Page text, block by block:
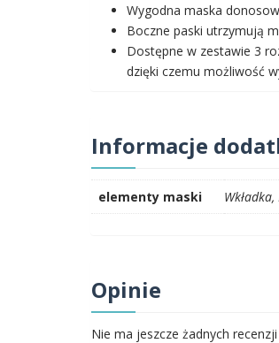
Wygodna maska
Boczne paski utrzymują
Dostępne w zestawie 3
dzięki czemu możliwość
Informacje
elementy maski
Opinie
Nie ma jeszcze żadnych recenzji